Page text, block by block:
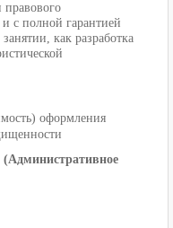
правового
с полной гарантией
как разработка
оформления
(Административное